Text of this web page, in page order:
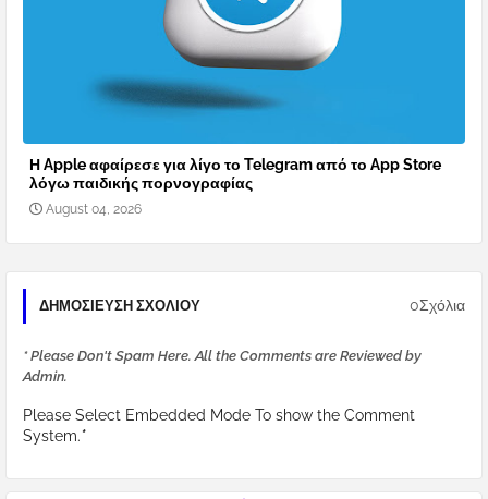
Η Apple αφαίρεσε για λίγο το Telegram από το App Store
λόγω παιδικής πορνογραφίας
August 04, 2026
ΔΗΜΟΣΊΕΥΣΗ ΣΧΟΛΊΟΥ 0Σχόλια
* Please Don't Spam Here. All the Comments are Reviewed by
Admin.
Please Select Embedded Mode To show the Comment
System.*